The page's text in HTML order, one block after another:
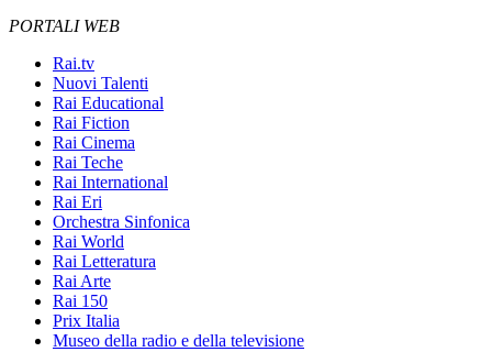
PORTALI WEB
Rai.tv
Nuovi Talenti
Rai Educational
Rai Fiction
Rai Cinema
Rai Teche
Rai International
Rai Eri
Orchestra Sinfonica
Rai World
Rai Letteratura
Rai Arte
Rai 150
Prix Italia
Museo della radio e della televisione